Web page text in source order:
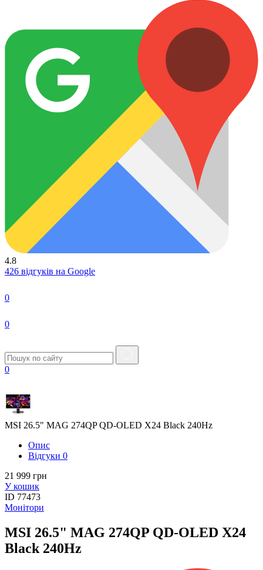
4.8
426 відгуків на Google
0
0
0
MSI 26.5" MAG 274QP QD-OLED X24 Black 240Hz
Опис
Вiдгуки 0
21 999 грн
У кошик
ID 77473
Монітори
MSI 26.5" MAG 274QP QD-OLED X24
Black 240Hz